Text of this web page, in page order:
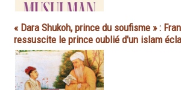
« Dara Shukoh, prince du soufisme » :
ressuscite le prince oublié d'un islam